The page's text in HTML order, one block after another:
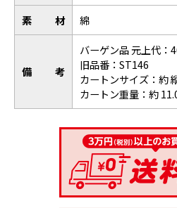
素材
綿
備考
バーゲン品 元上代：
旧品番：ST146
カートンサイズ：
カートン重量：約